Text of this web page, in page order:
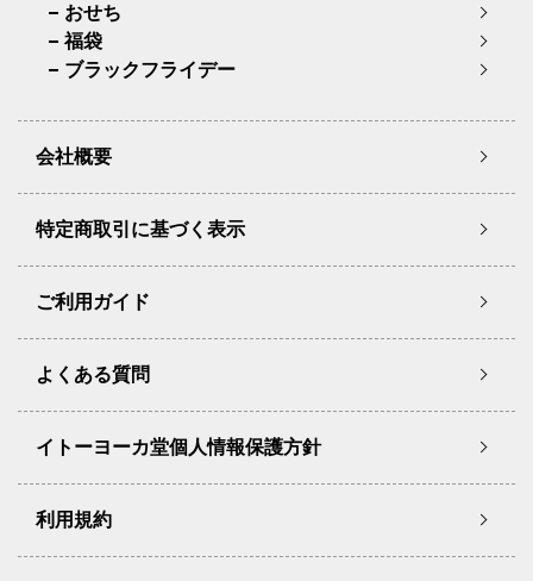
おせち
福袋
ブラックフライデー
会社概要
特定商取引に基づく表示
ご利用ガイド
よくある質問
イトーヨーカ堂個人情報保護方針
利用規約